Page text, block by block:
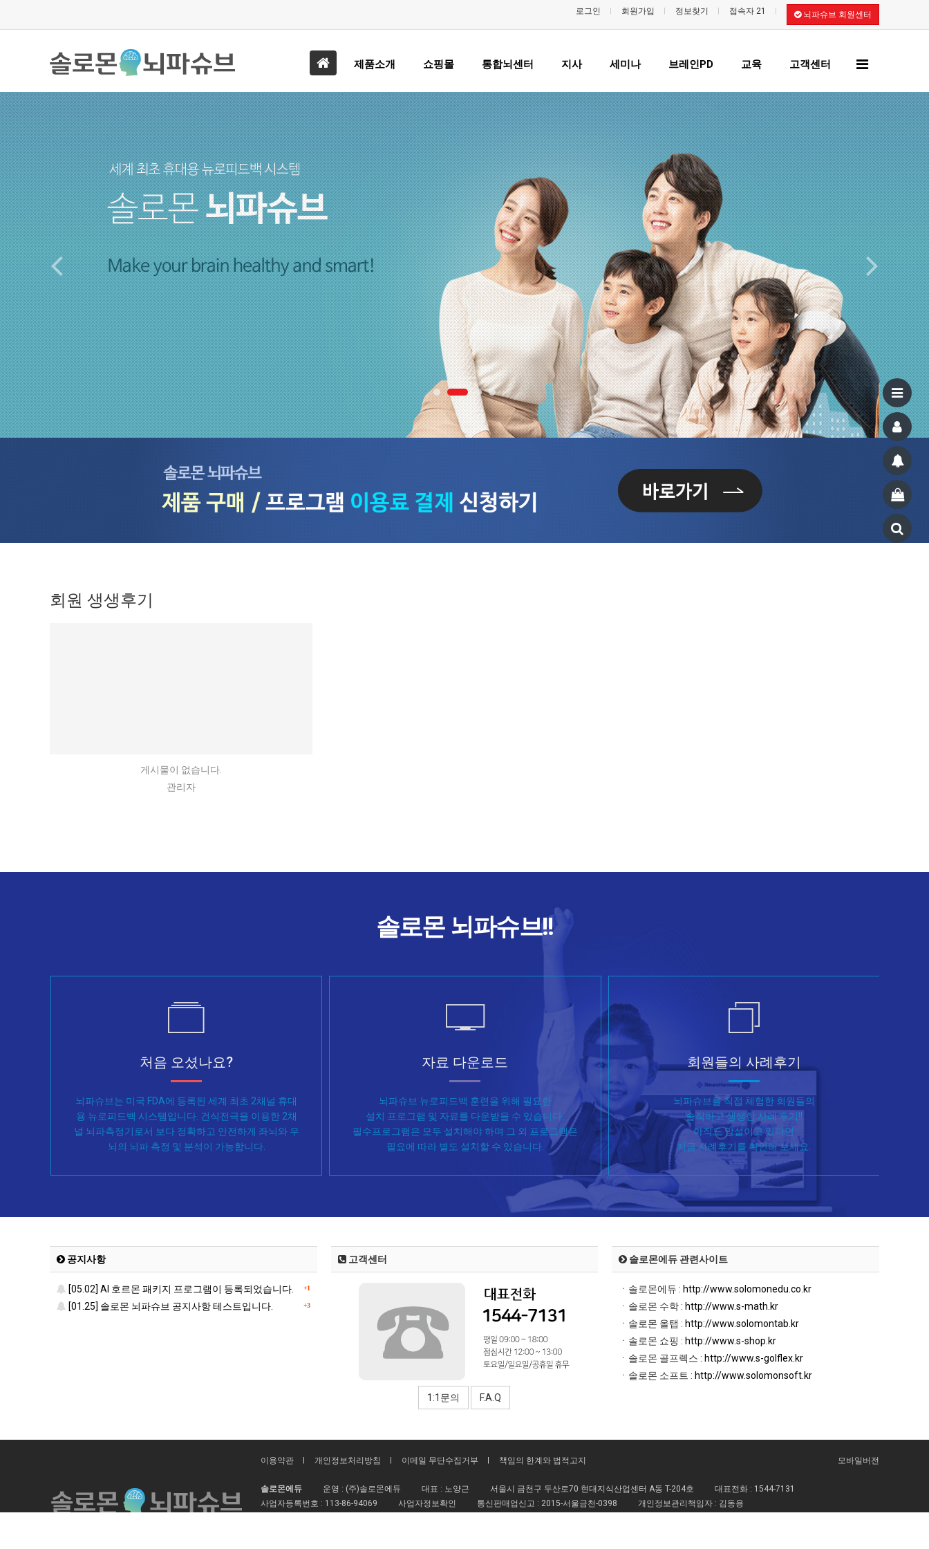
로그인 회원가입 정보찾기 접속자 21 뇌파슈브 회원센터
홈
으
로
제품소개 쇼핑몰 통합뇌센터 지사 세미나 브레인PD 교육 고객센터
전
메
뉴
회원 생생후기
게시물이 없습니다.
관리자
솔로몬 뇌파슈브!!
처음 오셨나요?
뇌파슈브는 미국 FDA에 등록된 세계 최초 2채널 휴대
용 뉴로피드백 시스템입니다. 건식전극을 이용한 2채
널 뇌파측정기로서 보다 정확하고 안전하게 좌뇌와 우
뇌의 뇌파 측정 및 분석이 가능합니다.
자료 다운로드
뇌파슈브 뉴로피드백 훈련을 위해 필요한
설치 프로그램 및 자료를 다운받을 수 있습니다.
필수프로그램은 모두 설치해야 하며 그 외 프로그램은
필요에 따라 별도 설치할 수 있습니다.
회원들의 사례후기
뇌파슈브를 직접 체험한 회원들의
솔직하고 생생한 사례 후기!!
아직도 망설이고 있다면
지금 사례후기를 확인해 보세요.
공지사항
+1
[05.02] AI 호르몬 패키지 프로그램이 등록되었습니다.
+3
[01.25] 솔로몬 뇌파슈브 공지사항 테스트입니다.
고객센터
1:1문의 F.A.Q
솔로몬에듀 관련사이트
ㆍ솔로몬에듀 : http://www.solomonedu.co.kr
ㆍ솔로몬 수학 : http://www.s-math.kr
ㆍ솔로몬 올탭 : http://www.solomontab.kr
ㆍ솔로몬 쇼핑 : http://www.s-shop.kr
ㆍ솔로몬 골프렉스 : http://www.s-golflex.kr
ㆍ솔로몬 소프트 : http://www.solomonsoft.kr
이용약관 개인정보처리방침 이메일 무단수집거부 책임의 한계와 법적고지 모바일버전
솔로몬에듀 운영 : (주)솔로몬에듀 대표 : 노양근 서울시 금천구 두산로70 현대지식산업센터 A동 T-204호 대표전화 : 1544-7131
사업자등록번호 : 113-86-94069 사업자정보확인 통신판매업신고 : 2015-서울금천-0398
개인정보관리책임자 : 김동용